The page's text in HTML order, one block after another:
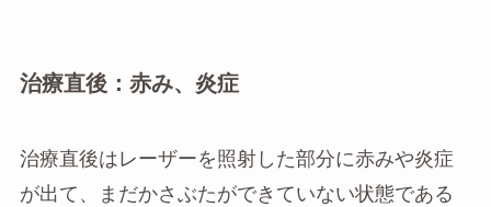
治療直後：赤み、炎症
治療直後はレーザーを照射した部分に赤みや炎症
が出て、まだかさぶたができていない状態である